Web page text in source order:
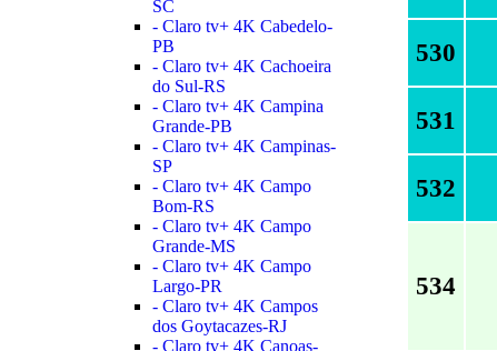
SC
- Claro tv+ 4K Cabedelo-
PB
- Claro tv+ 4K Cachoeira
do Sul-RS
- Claro tv+ 4K Campina
Grande-PB
- Claro tv+ 4K Campinas-
SP
- Claro tv+ 4K Campo
Bom-RS
- Claro tv+ 4K Campo
Grande-MS
- Claro tv+ 4K Campo
Largo-PR
- Claro tv+ 4K Campos
dos Goytacazes-RJ
- Claro tv+ 4K Canoas-
530
531
532
534